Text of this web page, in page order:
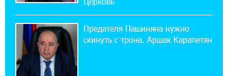
11:03:52 31-07-2026
Если Израиль использует тему Геноцида
армян против Эрдогана, то что для него
значит сам Геноцид?
Предателя Пашиняна нужно
скинуть с трона. Аршак Карапетян